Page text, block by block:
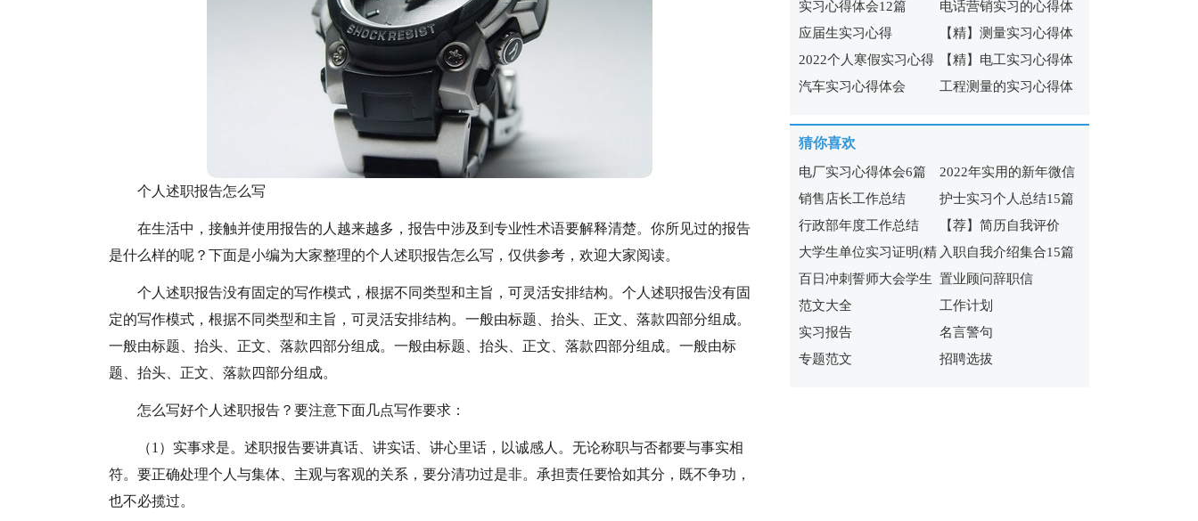
个人述职报告怎么写
在生活中，接触并使用报告的人越来越多，报告中涉及到专业性术语要解释清楚。你所见过的报告
是什么样的呢？下面是小编为大家整理的个人述职报告怎么写，仅供参考，欢迎大家阅读。
个人述职报告没有固定的写作模式，根据不同类型和主旨，可灵活安排结构。个人述职报告没有固
定的写作模式，根据不同类型和主旨，可灵活安排结构。一般由标题、抬头、正文、落款四部分组成。
一般由标题、抬头、正文、落款四部分组成。一般由标题、抬头、正文、落款四部分组成。一般由标
题、抬头、正文、落款四部分组成。
怎么写好个人述职报告？要注意下面几点写作要求：
（1）实事求是。述职报告要讲真话、讲实话、讲心里话，以诚感人。无论称职与否都要与事实相
符。要正确处理个人与集体、主观与客观的关系，要分清功过是非。承担责任要恰如其分，既不争功，
也不必揽过。
会
篇
实习心得体会12篇
电话营销实习的心得体
会
应届生实习心得
【精】测量实习心得体
会
2022个人寒假实习心得
【精】电工实习心得体
会
汽车实习心得体会
工程测量的实习心得体
猜你喜欢
电厂实习心得体会6篇
2022年实用的新年微信
祝福语65句
销售店长工作总结
护士实习个人总结15篇
行政部年度工作总结
【荐】简历自我评价
大学生单位实习证明(精
选15篇)
入职自我介绍集合15篇
百日冲刺誓师大会学生
发言稿
置业顾问辞职信
范文大全
工作计划
实习报告
名言警句
专题范文
招聘选拔